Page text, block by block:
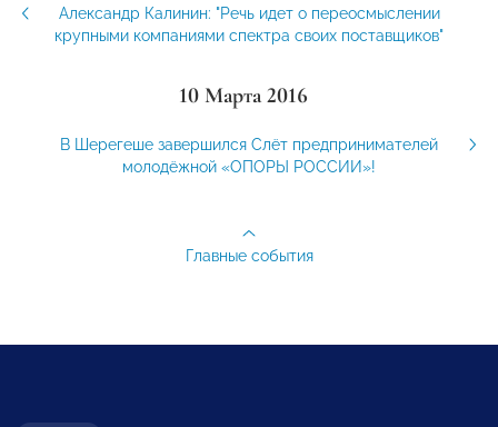
Александр Калинин: "Речь идет о переосмыслении
крупными компаниями спектра своих поставщиков"
10 Марта 2016
В Шерегеше завершился Cлёт предпринимателей
молодёжной «ОПОРЫ РОССИИ»!
Главные события